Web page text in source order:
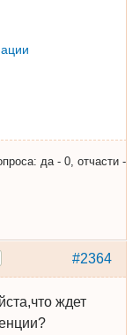
да - 0, отчасти -
#2364
ждет